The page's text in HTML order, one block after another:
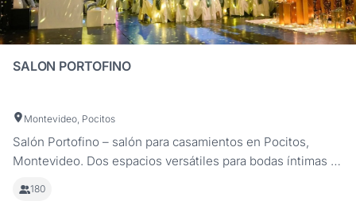
SALON PORTOFINO
Montevideo, Pocitos
Salón Portofino – salón para casamientos en Pocitos,
Montevideo. Dos espacios versátiles para bodas íntimas o
180